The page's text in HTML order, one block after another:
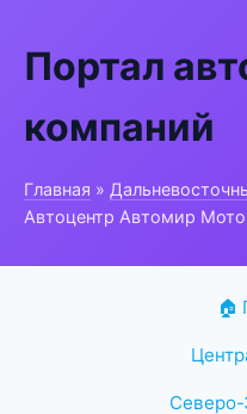
Портал
компаний
Главная »
Автоцентр Автомир
🏠